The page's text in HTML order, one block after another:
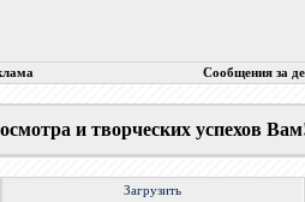
Сообщения за
и творческих успехов
Загрузить